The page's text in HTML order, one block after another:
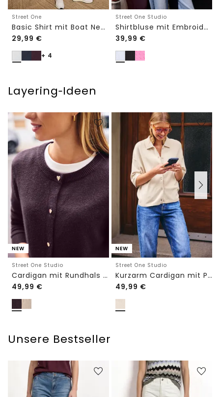
Street One
Basic Shirt mit Boat Neck und Elastikbund
29,99 €
+ 4
Street One Studio
Shirtbluse mit Embroidery-Front
39,99 €
Layering‑Ideen
NEW
Street One Studio
Cardigan mit Rundhals und Knöpfen
49,99 €
NEW
Street One Studio
Kurzarm Cardigan mit Polokragen
49,99 €
Unsere Bestseller